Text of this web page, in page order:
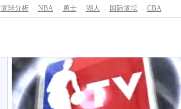
篮球分析 - NBA - 勇士 - 湖人 - 国际篮坛 - CBA